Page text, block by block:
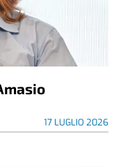
17 LUGLIO 2026